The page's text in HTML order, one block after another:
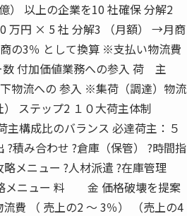
以上の企業を10 社確保 分解2
万円 × 5 社 分解3 （月額） →月商
の3％ として換算 ※支払い物流費
数 付加価値業務への参入 荷 主
物流への 参入 ※集荷（調達）物流
ステップ2 １０大荷主体制
構成比のバランス 必達荷主：５
積み合わせ ?倉庫（保管） ?時間指
略メニュー ?人材派遣 ?在庫管理
略メニュー 料 金 価格破壊を提案
費 （ 売上の2 〜 3％） （売上の4